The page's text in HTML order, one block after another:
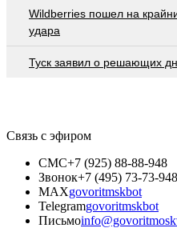
Wildberries пошел на
удара
Туск заявил о решающих
Связь с эфиром
СМС+7 (925) 88-88-948
Звонок+7 (495) 73-73-948
MAXgovoritmskbot
Telegramgovoritmskbot
Письмо